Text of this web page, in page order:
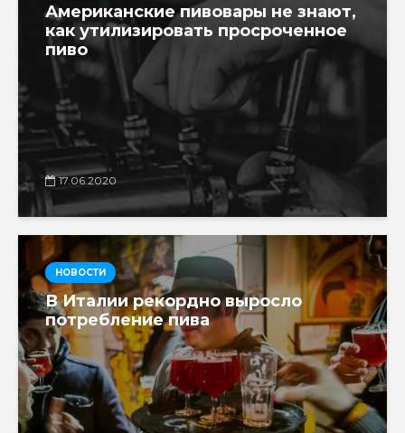
Американские пивовары не знают,
как утилизировать просроченное
пиво
17.06.2020
НОВОСТИ
В Италии рекордно выросло
потребление пива